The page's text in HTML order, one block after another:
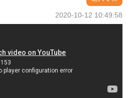
2020-10-12 10:49:58